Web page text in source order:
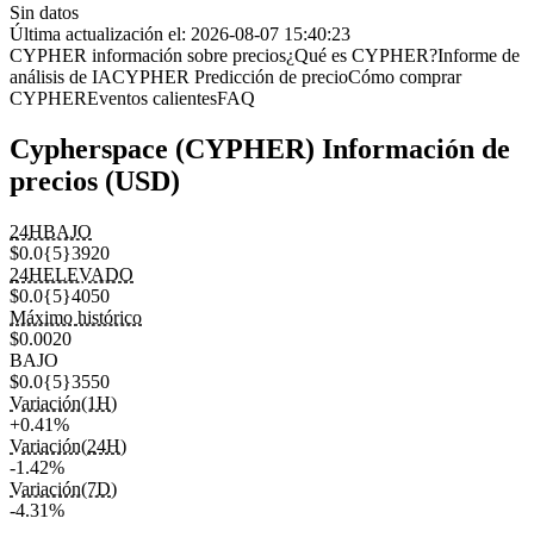
Sin datos
Última actualización el: 2026-08-07 15:40:23
CYPHER información sobre precios¿Qué es CYPHER?Informe de
análisis de IACYPHER Predicción de precioCómo comprar
CYPHEREventos calientesFAQ
Cypherspace (CYPHER) Información de
precios (USD)
24HBAJO
$0.0{5}3920
24HELEVADO
$0.0{5}4050
Máximo histórico
$0.0020
BAJO
$0.0{5}3550
Variación(1H)
+0.41%
Variación(24H)
-1.42%
Variación(7D)
-4.31%